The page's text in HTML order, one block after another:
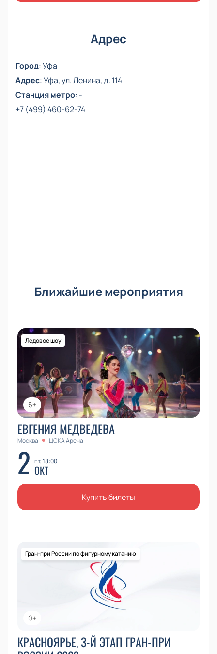
Адрес
Город:Уфа
Адрес:Уфа, ул. Ленина, д. 114
Станция метро: -
+7 (499) 460-62-74
Ближайшие мероприятия
6+
Ледовое шоу
ЕВГЕНИЯ МЕДВЕДЕВА
Москва ЦСКА Арена
2 пт, 18:00
ОКТ
Купить билеты
0+
Гран-при России по фигурному катанию
КРАСНОЯРЬЕ, 3-Й ЭТАП ГРАН-ПРИ